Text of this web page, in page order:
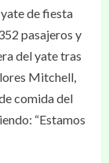
de fiesta
pasajeros y
del yate tras
Mitchell,
comida del
“Estamos